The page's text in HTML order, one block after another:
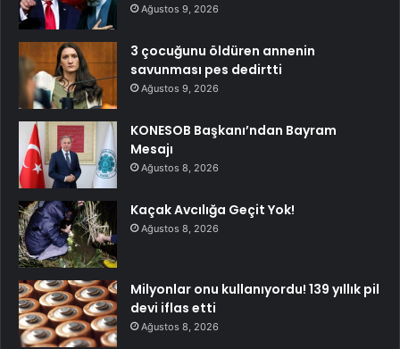
Ağustos 9, 2026
3 çocuğunu öldüren annenin
savunması pes dedirtti
Ağustos 9, 2026
KONESOB Başkanı’ndan Bayram
Mesajı
Ağustos 8, 2026
Kaçak Avcılığa Geçit Yok!
Ağustos 8, 2026
Milyonlar onu kullanıyordu! 139 yıllık pil
devi iflas etti
Ağustos 8, 2026